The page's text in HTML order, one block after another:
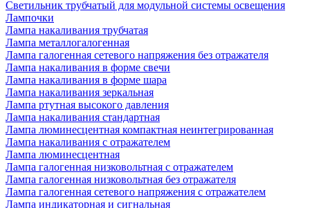
Светильник трубчатый для модульной системы освещения
Лампочки
Лампа накаливания трубчатая
Лампа металлогалогенная
Лампа галогенная сетевого напряжения без отражателя
Лампа накаливания в форме свечи
Лампа накаливания в форме шара
Лампа накаливания зеркальная
Лампа ртутная высокого давления
Лампа накаливания стандартная
Лампа люминесцентная компактная неинтегрированная
Лампа накаливания с отражателем
Лампа люминесцентная
Лампа галогенная низковольтная с отражателем
Лампа галогенная низковольтная без отражателя
Лампа галогенная сетевого напряжения с отражателем
Лампа индикаторная и сигнальная